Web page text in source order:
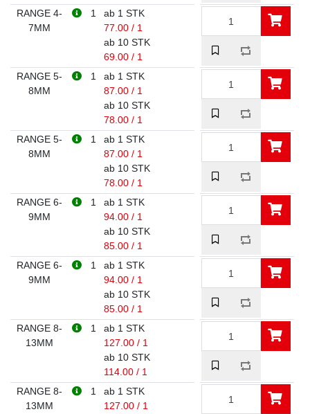
RANGE 4-
7MM
1
ab 1 STK
77.00 / 1
ab 10 STK
69.00 / 1
RANGE 5-
8MM
1
ab 1 STK
87.00 / 1
ab 10 STK
78.00 / 1
RANGE 5-
8MM
1
ab 1 STK
87.00 / 1
ab 10 STK
78.00 / 1
RANGE 6-
9MM
1
ab 1 STK
94.00 / 1
ab 10 STK
85.00 / 1
RANGE 6-
9MM
1
ab 1 STK
94.00 / 1
ab 10 STK
85.00 / 1
RANGE 8-
13MM
1
ab 1 STK
127.00 / 1
ab 10 STK
114.00 / 1
RANGE 8-
13MM
1
ab 1 STK
127.00 / 1